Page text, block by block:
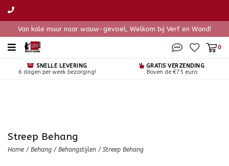
Van kale muur naar wauw-gevoel, Welkom bij Verf en Wand!
0
SNELLE LEVERING
6 dagen per week bezorging!
GRATIS VERZENDING
Boven de €75 euro
Streep Behang
Home / Behang / Behangstijlen / Streep Behang